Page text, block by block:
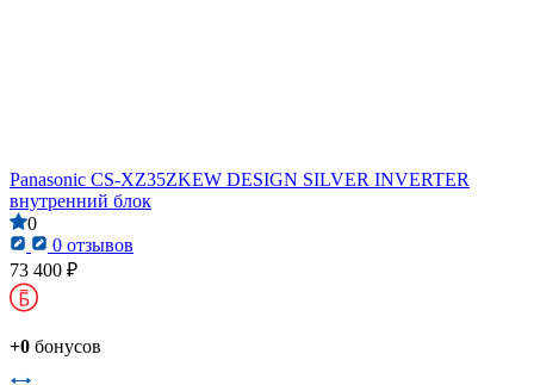
Panasonic CS-XZ35ZKEW DESIGN SILVER INVERTER
внутренний блок
0
0 отзывов
73 400 ₽
+0 бонусов